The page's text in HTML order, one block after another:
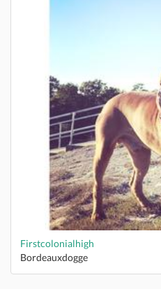
Firstcolonialhigh
Bordeauxdogge